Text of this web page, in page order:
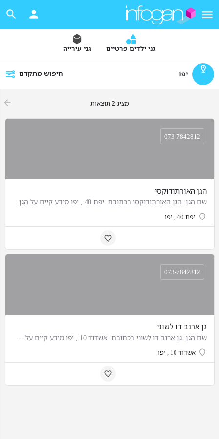
גני ילדים פרטיים גני עירייה
יפו חיפוש מתקדם
מציג 2 תוצאות
הגן האורתודוקסי
שם הגן: הגן האורתודוקסי בכתובת: יפת 40 , יפו מידע קיים על הגן:
יפת 40 , יפו
073-7842812
גן ארנב דו לשוני
שם הגן: גן ארנב דו לשוני בכתובת: אשדוד 10 , יפו מידע קיים על הגן: בגן עד 15 ילדים
אשדוד 10 , יפו
073-7842812